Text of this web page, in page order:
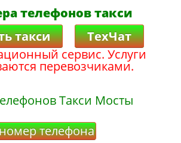
телефонов такси
такси
ТехЧат
сервис. Услуги
перевозчиками.
Такси Мосты
телефона